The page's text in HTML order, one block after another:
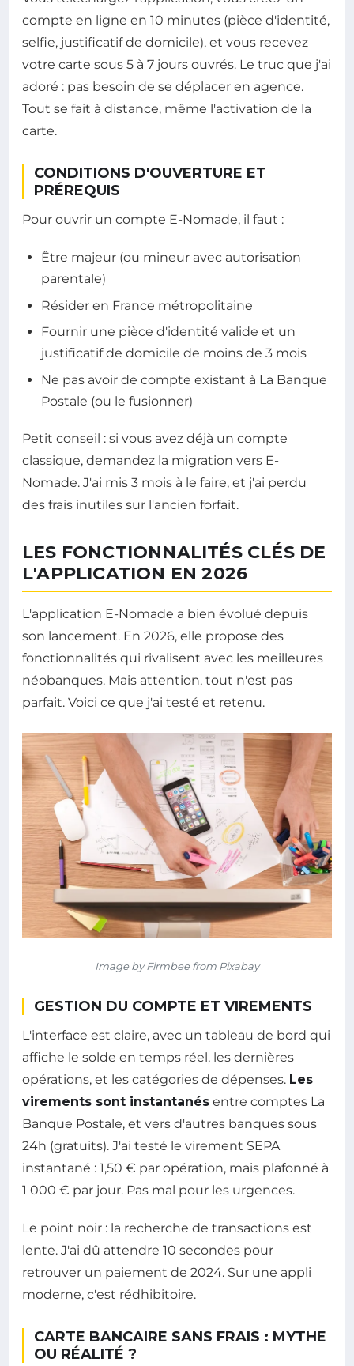
compte en ligne en 10 minutes (pièce d'identité,
selfie, justificatif de domicile), et vous recevez
votre carte sous 5 à 7 jours ouvrés. Le truc que j'ai
adoré : pas besoin de se déplacer en agence.
Tout se fait à distance, même l'activation de la
carte.
CONDITIONS D'OUVERTURE ET
PRÉREQUIS
Pour ouvrir un compte E-Nomade, il faut :
Être majeur (ou mineur avec autorisation
parentale)
Résider en France métropolitaine
Fournir une pièce d'identité valide et un
justificatif de domicile de moins de 3 mois
Ne pas avoir de compte existant à La Banque
Postale (ou le fusionner)
Petit conseil : si vous avez déjà un compte
classique, demandez la migration vers E-
Nomade. J'ai mis 3 mois à le faire, et j'ai perdu
des frais inutiles sur l'ancien forfait.
LES FONCTIONNALITÉS CLÉS DE
L'APPLICATION EN 2026
L'application E-Nomade a bien évolué depuis
son lancement. En 2026, elle propose des
fonctionnalités qui rivalisent avec les meilleures
néobanques. Mais attention, tout n'est pas
parfait. Voici ce que j'ai testé et retenu.
Image by Firmbee from Pixabay
GESTION DU COMPTE ET VIREMENTS
L'interface est claire, avec un tableau de bord qui
affiche le solde en temps réel, les dernières
opérations, et les catégories de dépenses. Les
virements sont instantanés entre comptes La
Banque Postale, et vers d'autres banques sous
24h (gratuits). J'ai testé le virement SEPA
instantané : 1,50 € par opération, mais plafonné à
1 000 € par jour. Pas mal pour les urgences.
Le point noir : la recherche de transactions est
lente. J'ai dû attendre 10 secondes pour
retrouver un paiement de 2024. Sur une appli
moderne, c'est rédhibitoire.
CARTE BANCAIRE SANS FRAIS : MYTHE
OU RÉALITÉ ?